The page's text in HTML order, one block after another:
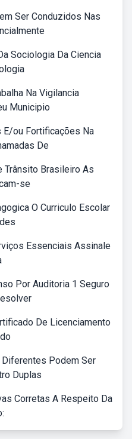
Ser Conduzidos Nas
Sociologia Da Ciencia
Na Vigilancia
Municipio
ou Fortificações Na
De
Trânsito Brasileiro As
se
O Curriculo Escolar
Essenciais Assinale
Por Auditoria 1 Seguro
De Licenciamento
Diferentes Podem Ser
Duplas
Corretas A Respeito Da